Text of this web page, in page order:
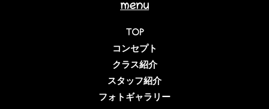
menu
TOP
コンセプト
クラス紹介
スタッフ紹介
フォトギャラリー